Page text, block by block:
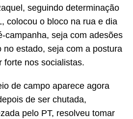
seguindo determinação
colocou o bloco na rua e dia
campanha, seja com adesões
no estado, seja com a postura
forte nos socialistas.
de campo aparece agora
de ser chutada,
pelo PT, resolveu tomar